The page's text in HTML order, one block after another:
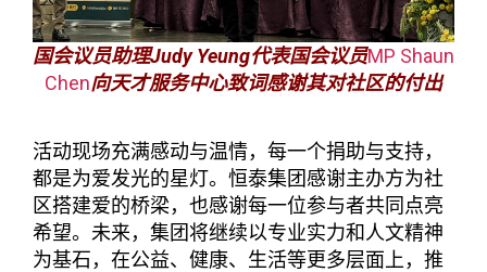
国会议员助理Judy Yeung代表国会议员MP Shaun
Chen向天才服务中心致词感谢其对社区的付出
活动现场充满感动与温情，每一个捐助与支持，
都是为爱发光的星灯。恒泰集团感谢主办方为社
区搭建爱的桥梁，也感谢每一位参与者共同点亮
希望。未来，集团将继续以专业实力和人文精神
为基石，在公益、健康、生活等更多层面上，推